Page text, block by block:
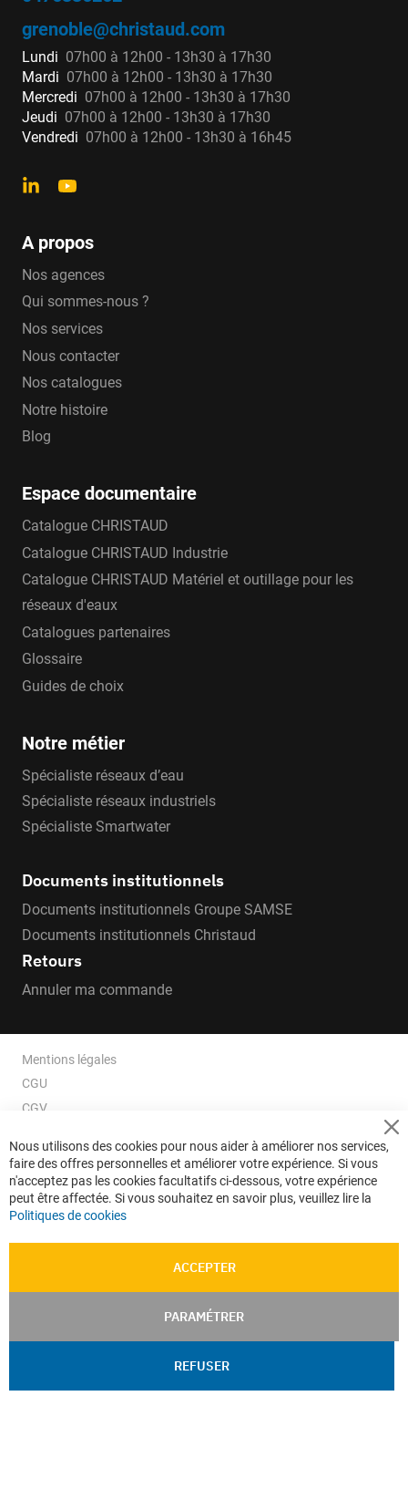
grenoble@christaud.com
Lundi 07h00 à 12h00 - 13h30 à 17h30
Mardi 07h00 à 12h00 - 13h30 à 17h30
Mercredi 07h00 à 12h00 - 13h30 à 17h30
Jeudi 07h00 à 12h00 - 13h30 à 17h30
Vendredi 07h00 à 12h00 - 13h30 à 16h45
A propos
Nos agences
Qui sommes-nous ?
Nos services
Nous contacter
Nos catalogues
Notre histoire
Blog
Espace documentaire
Catalogue CHRISTAUD
Catalogue CHRISTAUD Industrie
Catalogue CHRISTAUD Matériel et outillage pour les
réseaux d'eaux
Catalogues partenaires
Glossaire
Guides de choix
Notre métier
Spécialiste réseaux d’eau
Spécialiste réseaux industriels
Spécialiste Smartwater
Documents institutionnels
Documents institutionnels Groupe SAMSE
Documents institutionnels Christaud
Retours
Annuler ma commande
Mentions légales
CGU
CGV
Données personnelles
Confidentialité
Plan du site
Nous utilisons des cookies pour nous aider à améliorer nos services,
faire des offres personnelles et améliorer votre expérience. Si vous
n'acceptez pas les cookies facultatifs ci-dessous, votre expérience
peut être affectée. Si vous souhaitez en savoir plus, veuillez lire la
Politiques de cookies
ACCEPTER
PARAMÉTRER
REFUSER